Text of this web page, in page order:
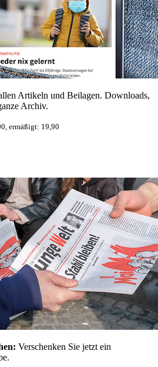
Artikeln und Beilagen. Downloads,
Archiv.
ermäßigt: 19,90
Verschenken Sie jetzt ein